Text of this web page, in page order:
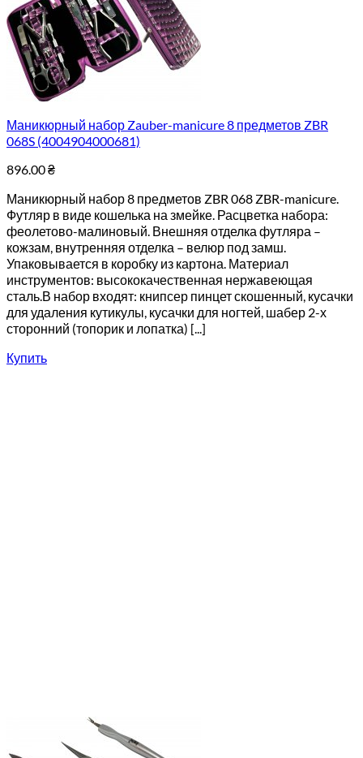
Маникюрный набор Zauber-manicure 8 предметов ZBR
068S (4004904000681)
896.00₴
Маникюрный набор 8 предметов ZBR 068 ZBR-manicure.
Футляр в виде кошелька на змейке. Расцветка набора:
феолетово-малиновый. Внешняя отделка футляра –
кожзам, внутренняя отделка – велюр под замш.
Упаковывается в коробку из картона. Материал
инструментов: высококачественная нержавеющая
сталь.В набор входят: книпсер пинцет скошенный, кусачки
для удаления кутикулы, кусачки для ногтей, шабер 2-х
сторонний (топорик и лопатка) [...]
Купить